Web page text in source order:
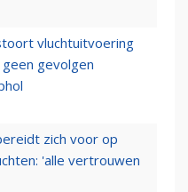
vluchtuitvoering
gevolgen
zich voor op
'alle vertrouwen